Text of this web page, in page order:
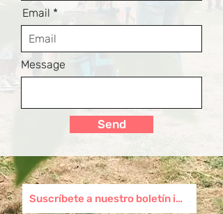
Email
Message
Send
Suscríbete a nuestro boletín informativo